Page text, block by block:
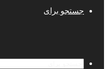
جستجو برای